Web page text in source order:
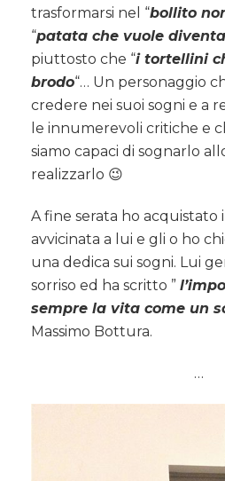
trasformarsi nel “bollito
“patata che vuole
piuttosto che “i tortellini
brodo“… Un personaggio
credere nei suoi sogni e a
le innumerevoli critiche e
siamo capaci di sognarlo
realizzarlo 😉
A fine serata ho acquistato
avvicinata a lui e gli o ho
una dedica sui sogni. Lui
sorriso ed ha scritto ”
sempre la vita come un
Massimo Bottura.
…